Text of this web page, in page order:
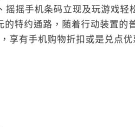
摇摇手机条码立现及玩游戏轻
特约通路，随着行动装置的
享有手机购物折扣或是兑点优